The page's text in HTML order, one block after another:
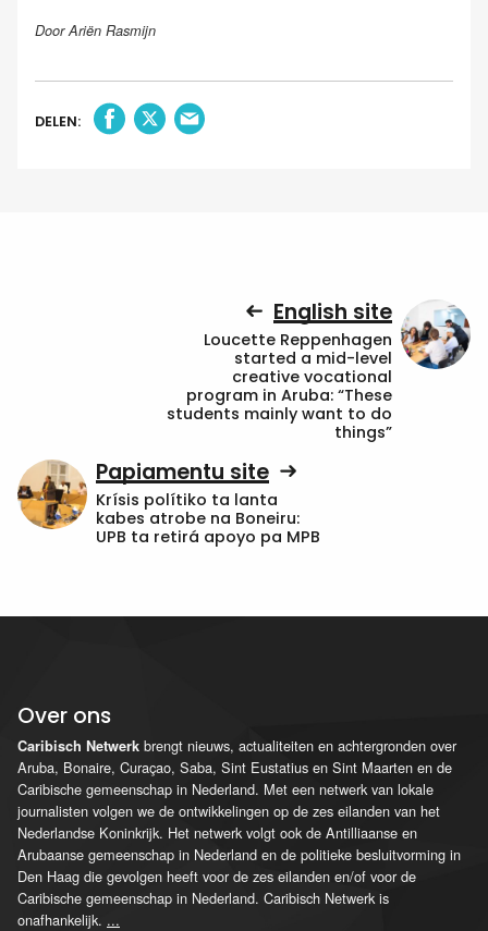
Door Ariën Rasmijn
DELEN:
English site
Loucette Reppenhagen
started a mid-level
creative vocational
program in Aruba: “These
students mainly want to do
things”
Papiamentu site
Krísis polítiko ta lanta
kabes atrobe na Boneiru:
UPB ta retirá apoyo pa MPB
Over ons
Caribisch Netwerk brengt nieuws, actualiteiten en achtergronden over
Aruba, Bonaire, Curaçao, Saba, Sint Eustatius en Sint Maarten en de
Caribische gemeenschap in Nederland. Met een netwerk van lokale
journalisten volgen we de ontwikkelingen op de zes eilanden van het
Nederlandse Koninkrijk. Het netwerk volgt ook de Antilliaanse en
Arubaanse gemeenschap in Nederland en de politieke besluitvorming in
Den Haag die gevolgen heeft voor de zes eilanden en/of voor de
Caribische gemeenschap in Nederland. Caribisch Netwerk is
onafhankelijk. ...